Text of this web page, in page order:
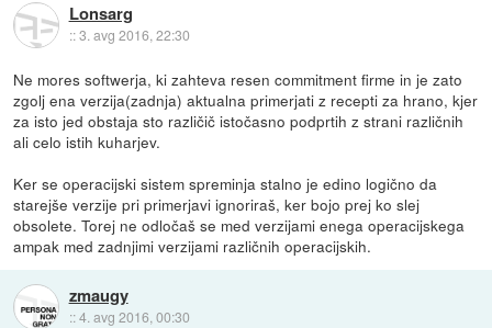
Lonsarg
::3. avg 2016, 22:30
Ne mores softwerja, ki zahteva resen commitment firme in je zato
zgolj ena verzija(zadnja) aktualna primerjati z recepti za hrano, kjer
za isto jed obstaja sto različič istočasno podprtih z strani različnih
ali celo istih kuharjev.
Ker se operacijski sistem spreminja stalno je edino logično da
starejše verzije pri primerjavi ignoriraš, ker bojo prej ko slej
obsolete. Torej ne odločaš se med verzijami enega operacijskega
ampak med zadnjimi verzijami različnih operacijskih.
zmaugy
::4. avg 2016, 00:30